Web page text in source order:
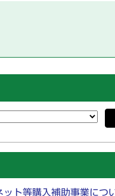
ト等購入補助事業につ